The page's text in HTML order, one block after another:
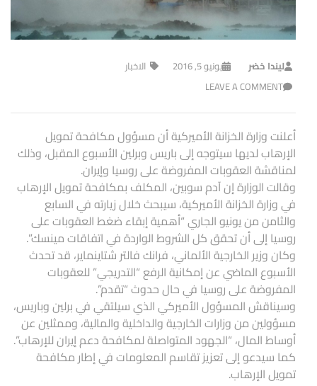
ليندا خضر يونيو 5, 2016
الاخبار
LEAVE A COMMENT
أعلنت وزارة الخزانة الأميركية أن مسؤول مكافحة تمويل
الإرهاب لديها سيتوجه إلى باريس وبرلين الأسبوع المقبل، وذلك
لمناقشة العقوبات المفروضة على روسيا وإيران.
وقالت الوزارة إن آدم سوبين، المكلف بمكافحة تمويل الإرهاب
في وزارة الخزانة الأميركية، سيبحث خلال زيارته في السابع
والثامن من يونيو الجاري “أهمية إبقاء ضغط العقوبات على
روسيا إلى أن تحقق كل الشروط الواردة في اتفاقات مينسك”.
وكان وزير الخارجية الألماني، فرانك فالتر شتاينماير، قد تحدث
الأسبوع الماضي عن إمكانية الرفع “التدريجي” للعقوبات
المفروضة على روسيا في حال حدوث “تقدم”.
وسيناقش المسؤول الأميركي الذي سيلتقي في برلين وباريس،
مسؤولين من وزارات الخارجية والداخلية والمالية، وممثلين عن
أوساط المال، “الجهود المتواصلة لمكافحة دعم إيران للإرهاب”.
كما سيدعو إلى تعزيز تقاسم المعلومات في إطار مكافحة
تمويل الإرهاب.